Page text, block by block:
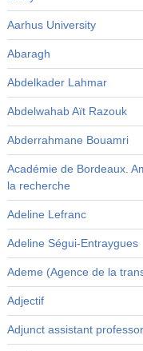
Aarhus University
Abaragh
Abdelkader Lahmar
Abdelwahab Aït Razouk
Abderrahmane Bouamri
Académie de Bordeaux.
la recherche
Adeline Lefranc
Adeline Ségui-Entraygues
Ademe (Agence de la
Adjectif
Adjunct assistant professor